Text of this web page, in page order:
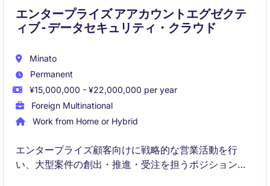
エンタープライズ アアカウントエグゼクテ
ィブ - データセキュリティ・クラウド
Minato
Permanent
¥15,000,000 - ¥22,000,000 per year
Foreign Multinational
Work from Home or Hybrid
エンタープライズ顧客向けに戦略的な営業活動を行
い、大型案件の創出・推進・受注を担うポジションで